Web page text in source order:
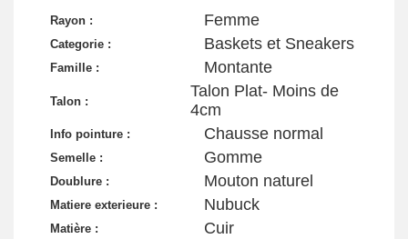
Rayon : Femme
Categorie : Baskets et Sneakers
Famille : Montante
Talon :
Talon Plat- Moins de
4cm
Info pointure : Chausse normal
Semelle : Gomme
Doublure : Mouton naturel
Matiere exterieure : Nubuck
Matière : Cuir